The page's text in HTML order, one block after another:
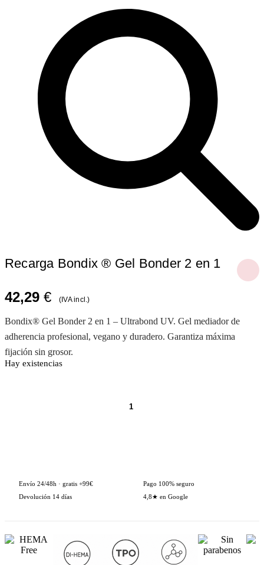
Recarga Bondix ® Gel Bonder 2 en 1
42,29 € (IVA incl.)
Bondix® Gel Bonder 2 en 1 – Ultrabond UV. Gel mediador de
adherencia profesional, vegano y duradero. Garantiza máxima
fijación sin grosor.
Hay existencias
Bondix
Envío 24/48h · gratis +99€
Pago 100% seguro
Devolución 14 días
4,8★ en Google